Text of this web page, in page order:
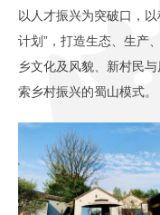
落地案例
专业团队
理论总结
公益行动
以人才振兴为突破口，
计划”，打造生态、生产
乡文化及风貌、新村民
索乡村振兴的蜀山模式。